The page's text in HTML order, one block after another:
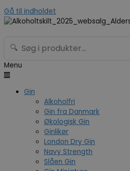
Gå til indholdet
🔍
Menu
Gin
Alkoholfri
Gin fra Danmark
Økologisk Gin
Ginlikør
London Dry Gin
Navy Strength
Slåen Gin